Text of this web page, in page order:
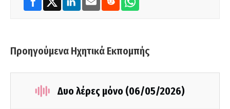
Προηγούμενα Ηχητικά Εκπομπής
Δυο λέρες μόνο (06/05/2026)